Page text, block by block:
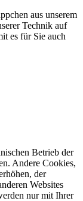
aus unserem
Technik auf
es für Sie auch
Betrieb der
Andere Cookies,
der
Websites
nur mit Ihrer